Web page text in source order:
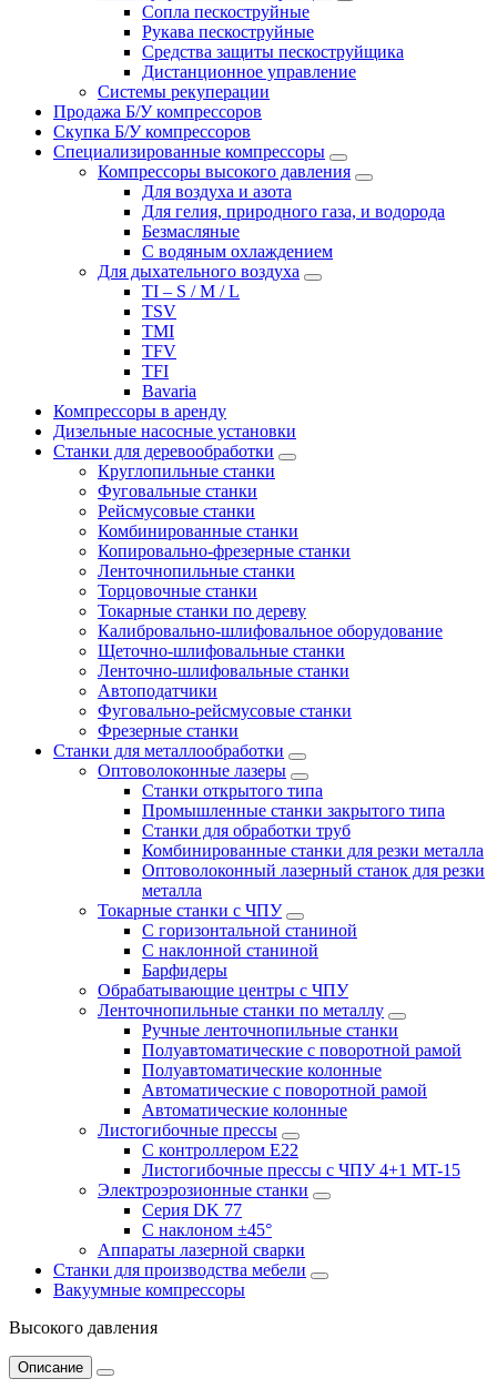
Сопла пескоструйные
Рукава пескоструйные
Средства защиты пескоструйщика
Дистанционное управление
Системы рекуперации
Продажа Б/У компрессоров
Скупка Б/У компрессоров
Специализированные компрессоры
Компрессоры высокого давления
Для воздуха и азота
Для гелия, природного газа, и водорода
Безмасляные
С водяным охлаждением
Для дыхательного воздуха
TI – S / M / L
TSV
TMI
TFV
TFI
Bavaria
Компрессоры в аренду
Дизельные насосные установки
Станки для деревообработки
Круглопильные станки
Фуговальные станки
Рейсмусовые станки
Комбинированные станки
Копировально-фрезерные станки
Ленточнопильные станки
Торцовочные станки
Токарные станки по дереву
Калибровально-шлифовальное оборудование
Щеточно-шлифовальные станки
Ленточно-шлифовальные станки
Автоподатчики
Фуговально-рейсмусовые станки
Фрезерные станки
Станки для металлообработки
Оптоволоконные лазеры
Станки открытого типа
Промышленные станки закрытого типа
Станки для обработки труб
Комбинированные станки для резки металла
Оптоволоконный лазерный станок для резки
металла
Токарные станки с ЧПУ
С горизонтальной станиной
С наклонной станиной
Барфидеры
Обрабатывающие центры с ЧПУ
Ленточнопильные станки по металлу
Ручные ленточнопильные станки
Полуавтоматические с поворотной рамой
Полуавтоматические колонные
Автоматические с поворотной рамой
Автоматические колонные
Листогибочные прессы
С контроллером E22
Листогибочные прессы с ЧПУ 4+1 MT-15
Электроэрозионные станки
Серия DK 77
С наклоном ±45°
Аппараты лазерной сварки
Станки для производства мебели
Вакуумные компрессоры
Высокого давления
Описание